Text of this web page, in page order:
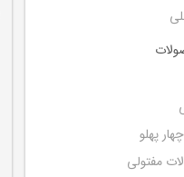
پهلو
مفتولی